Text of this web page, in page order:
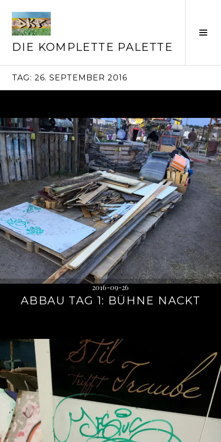
zum
Inhalt
DIE KOMPLETTE PALETTE
TAG: 26. SEPTEMBER 2016
2016-09-26
ABBAU TAG 1: BÜHNE NACKT